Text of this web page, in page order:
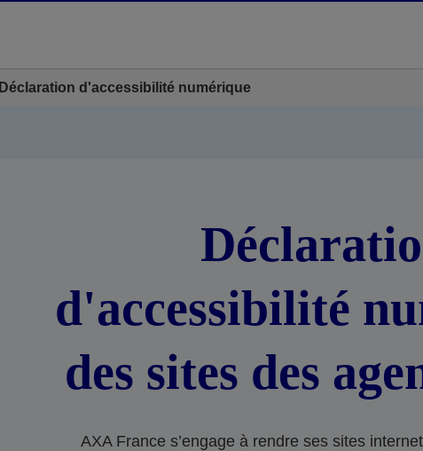
Déclaration d'accessibilité numérique
d'accessibilité
des sites des
AXA France s’engage à rendre ses sites